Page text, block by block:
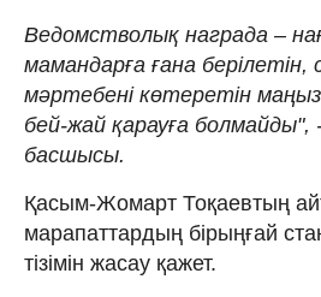
Ведомстволық награда –
мамандарға ғана берілетін,
мәртебені көтеретін
бей-жай қарауға болмайды",
басшысы.
Қасым-Жомарт Тоқаевтың
марапаттардың бірыңғай
тізімін жасау қажет.